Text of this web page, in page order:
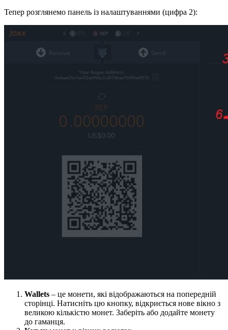
Тепер розглянемо панель із налаштуваннями (цифра 2):
Wallets – це монети, які відображаються на попередній
сторінці. Натисніть цю кнопку, відкриється нове вікно з
великою кількістю монет. Заберіть або додайте монету
до гаманця.